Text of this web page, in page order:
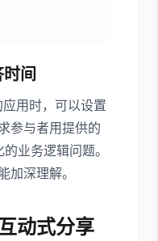
间
用时，可以设置
参与者用提供的
业务逻辑问题。
加深理解。
动式分享